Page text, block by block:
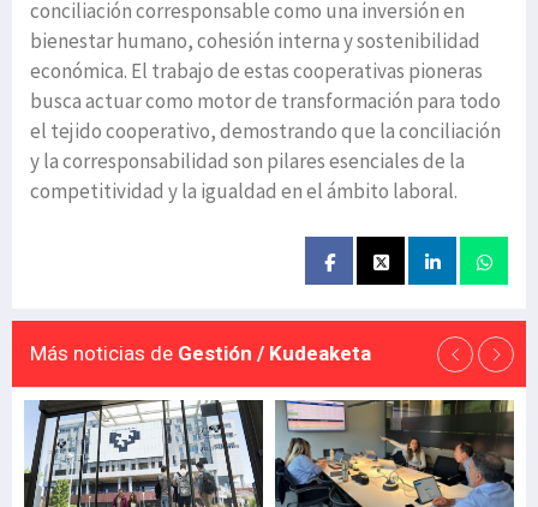
conciliación corresponsable como una inversión en
bienestar humano, cohesión interna y sostenibilidad
económica. El trabajo de estas cooperativas pioneras
busca actuar como motor de transformación para todo
el tejido cooperativo, demostrando que la conciliación
y la corresponsabilidad son pilares esenciales de la
competitividad y la igualdad en el ámbito laboral.
Más noticias de Gestión / Kudeaketa